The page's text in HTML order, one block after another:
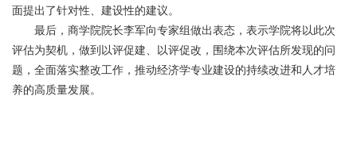
面提出了针对性、建设性的建议。
最后，商学院院长李军向专家组做出表态，表示学院将以此次
评估为契机，做到以评促建、以评促改，围绕本次评估所发现的问
题，全面落实整改工作，推动经济学专业建设的持续改进和人才培
养的高质量发展。